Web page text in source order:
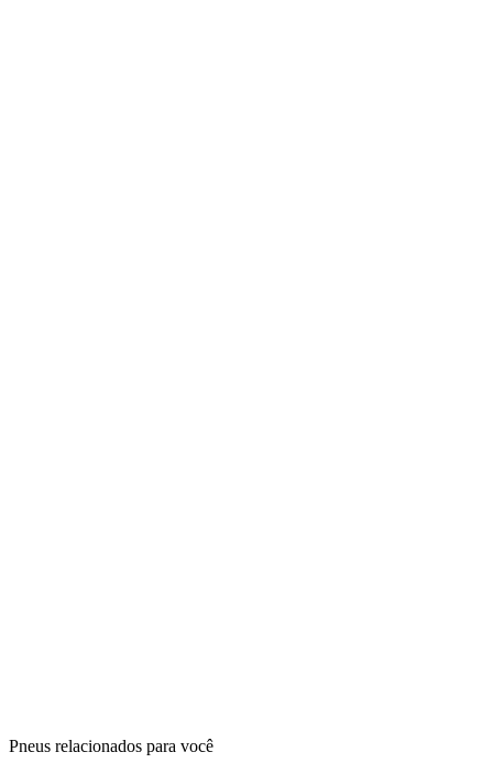
Pneus relacionados para você